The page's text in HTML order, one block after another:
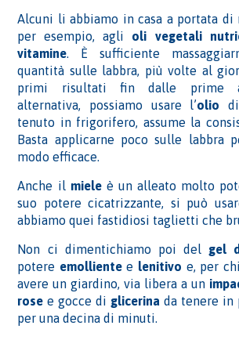
Alcuni li abbiamo in casa a portata di
per esempio, agli oli vegetali
vitamine. È sufficiente
quantità sulle labbra, più volte al
primi risultati fin dalle prime
alternativa, possiamo usare l’olio
tenuto in frigorifero, assume la
Basta applicarne poco sulle labbra
modo efficace.
Anche il mieleè un alleato molto
suo potere cicatrizzante, si può
abbiamo quei fastidiosi taglietti che
Non ci dimentichiamo poi del gel
potere emollientee lenitivo e, per
avere un giardino, via libera a un
rose e gocce di glicerina da tenere in
per una decina di minuti.